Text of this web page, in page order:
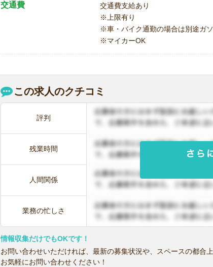
交通費
交通費支給あり
※上限有り
※車・バイク通勤の場合は別途ガ
※マイカーOK
この求人のクチコミ
評判
残業時間
人間関係
業務の忙しさ
情報収集だけでもOKです！
お問い合わせいただければ、最新の募集状況や、スペースの都合
お気軽にお問い合わせください！